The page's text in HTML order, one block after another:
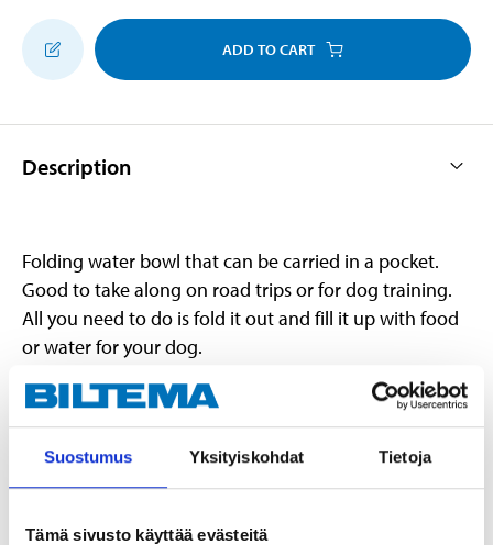
Suostumus Yksityiskohdat Tietoja
Tämä sivusto käyttää evästeitä
ADD TO CART
Description
Folding water bowl that can be carried in a pocket.
Good to take along on road trips or for dog training.
All you need to do is fold it out and fill it up with food
or water for your dog.
Technical specifications
Material